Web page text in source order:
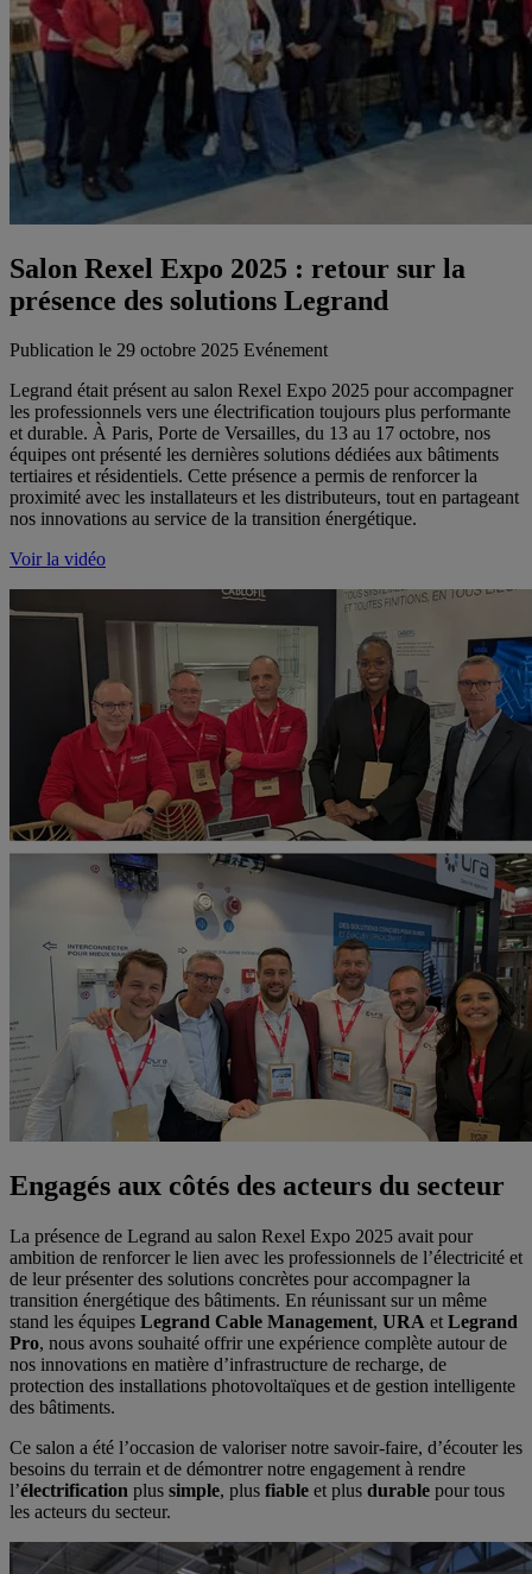
Salon Rexel Expo 2025 : retour sur la
présence des solutions Legrand
Publication le 29 octobre 2025 Evénement
Legrand était présent au salon Rexel Expo 2025 pour accompagner
les professionnels vers une électrification toujours plus performante
et durable. À Paris, Porte de Versailles, du 13 au 17 octobre, nos
équipes ont présenté les dernières solutions dédiées aux bâtiments
tertiaires et résidentiels. Cette présence a permis de renforcer la
proximité avec les installateurs et les distributeurs, tout en partageant
nos innovations au service de la transition énergétique.
Voir la vidéo
Engagés aux côtés des acteurs du secteur
La présence de Legrand au salon Rexel Expo 2025 avait pour
ambition de renforcer le lien avec les professionnels de l’électricité et
de leur présenter des solutions concrètes pour accompagner la
transition énergétique des bâtiments. En réunissant sur un même
stand les équipes Legrand Cable Management, URA et Legrand
Pro, nous avons souhaité offrir une expérience complète autour de
nos innovations en matière d’infrastructure de recharge, de
protection des installations photovoltaïques et de gestion intelligente
des bâtiments.
Ce salon a été l’occasion de valoriser notre savoir-faire, d’écouter les
besoins du terrain et de démontrer notre engagement à rendre
l’électrification plus simple, plus fiable et plus durable pour tous
les acteurs du secteur.